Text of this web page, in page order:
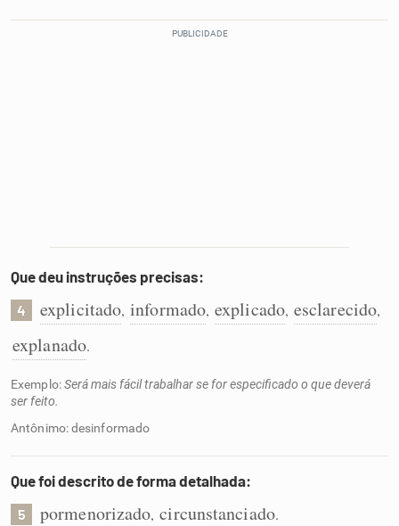
Que deu instruções precisas:
4 explicitado, informado, explicado, esclarecido,
explanado.
Exemplo:Será mais fácil trabalhar se for especificado o que deverá
ser feito.
Antônimo: desinformado
Que foi descrito de forma detalhada:
5 pormenorizado, circunstanciado.